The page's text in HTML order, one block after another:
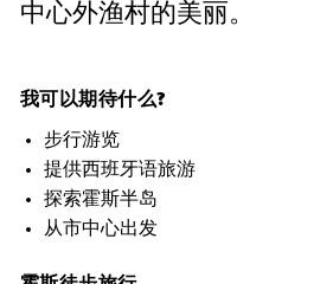
中心外渔村的美丽。
我可以期待什么?
步行游览
提供西班牙语旅游
探索霍斯半岛
从市中心出发